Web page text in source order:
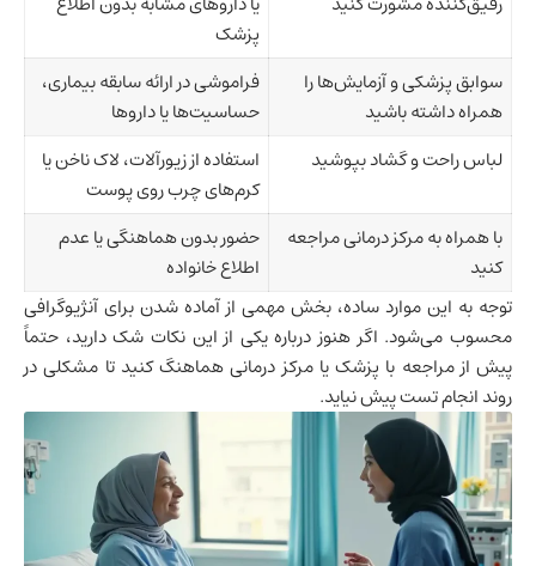
پزشک
سوابق پزشکی و آزمایش‌ها را
همراه داشته باشید
فراموشی در ارائه سابقه بیماری،
حساسیت‌ها یا داروها
لباس راحت و گشاد بپوشید
استفاده از زیورآلات، لاک ناخن یا
کرم‌های چرب روی پوست
با همراه به مرکز درمانی مراجعه
کنید
حضور بدون هماهنگی یا عدم
اطلاع خانواده
توجه به این موارد ساده، بخش مهمی از آماده شدن برای آنژیوگرافی
محسوب می‌شود. اگر هنوز درباره یکی از این نکات شک دارید، حتماً
پیش از مراجعه با پزشک یا مرکز درمانی هماهنگ کنید تا مشکلی در
روند انجام تست پیش نیاید.